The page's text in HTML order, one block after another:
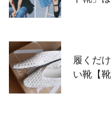
履くだ
い靴【